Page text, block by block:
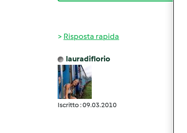
Risposta rapida
lauradiflorio
Iscritto : 09.03.2010